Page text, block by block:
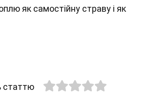
як самостійну страву і як
статтю